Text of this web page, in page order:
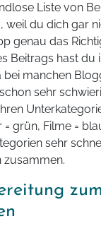
Liste von
weil du dich gar
genau das
Beitrags hast
bei manchen
sehr
= grün, Filme =
sehr
zusammen.